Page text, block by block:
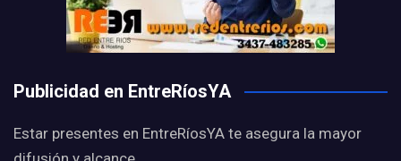
Publicidad en EntreRíosYA
Estar presentes en EntreRíosYA te asegura la mayor